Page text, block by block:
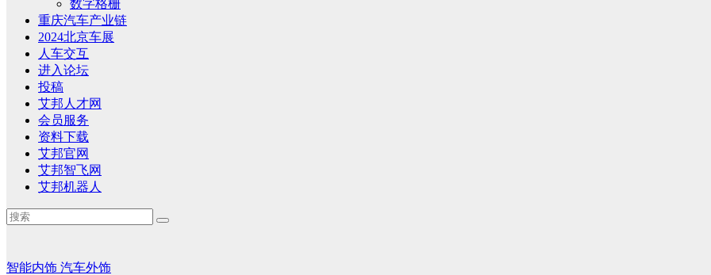
数字格栅
重庆汽车产业链
2024北京车展
人车交互
进入论坛
投稿
艾邦人才网
会员服务
资料下载
艾邦官网
艾邦智飞网
艾邦机器人
智能内饰 汽车外饰